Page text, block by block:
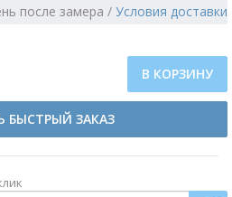
после замера / Условия доставки
В КОРЗИНУ
БЫСТРЫЙ ЗАКАЗ